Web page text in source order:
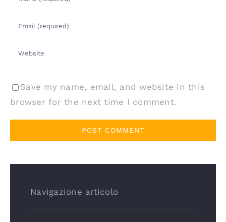
Save my name, email, and website in this
browser for the next time I comment.
Navigazione articolo